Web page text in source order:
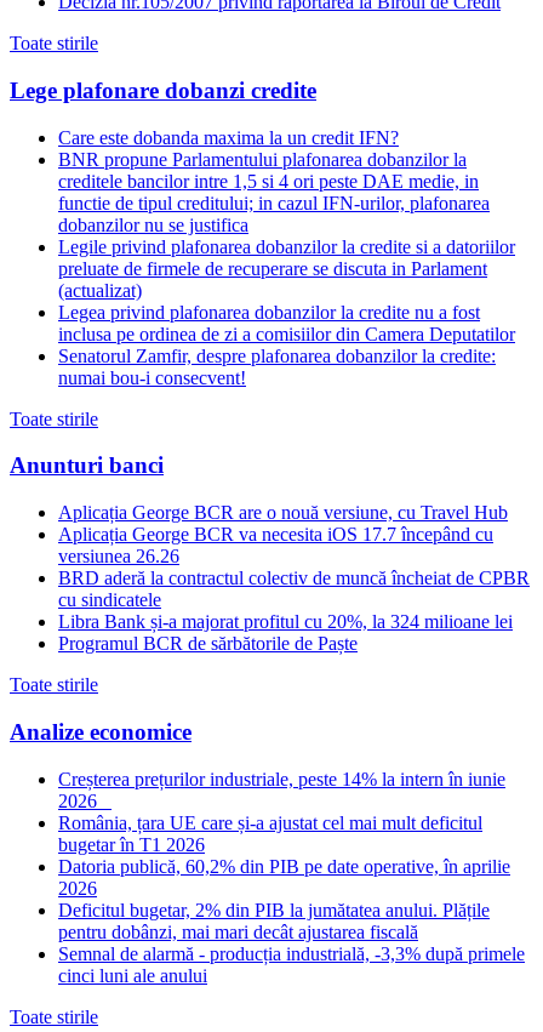
Toate stirile
Lege plafonare dobanzi credite
Care este dobanda maxima la un credit IFN?
BNR propune Parlamentului plafonarea dobanzilor la
creditele bancilor intre 1,5 si 4 ori peste DAE medie, in
functie de tipul creditului; in cazul IFN-urilor, plafonarea
dobanzilor nu se justifica
Legile privind plafonarea dobanzilor la credite si a datoriilor
preluate de firmele de recuperare se discuta in Parlament
(actualizat)
Legea privind plafonarea dobanzilor la credite nu a fost
inclusa pe ordinea de zi a comisiilor din Camera Deputatilor
Senatorul Zamfir, despre plafonarea dobanzilor la credite:
numai bou-i consecvent!
Toate stirile
Anunturi banci
Aplicația George BCR are o nouă versiune, cu Travel Hub
Aplicația George BCR va necesita iOS 17.7 începând cu
versiunea 26.26
BRD aderă la contractul colectiv de muncă încheiat de CPBR
cu sindicatele
Libra Bank și-a majorat profitul cu 20%, la 324 milioane lei
Programul BCR de sărbătorile de Paște
Toate stirile
Analize economice
Creșterea prețurilor industriale, peste 14% la intern în iunie
2026
România, țara UE care și-a ajustat cel mai mult deficitul
bugetar în T1 2026
Datoria publică, 60,2% din PIB pe date operative, în aprilie
2026
Deficitul bugetar, 2% din PIB la jumătatea anului. Plățile
pentru dobânzi, mai mari decât ajustarea fiscală
Semnal de alarmă - producția industrială, -3,3% după primele
cinci luni ale anului
Toate stirile